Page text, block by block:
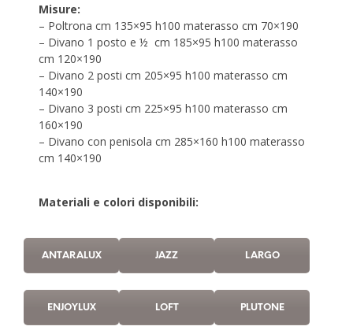
Misure:
– Poltrona cm 135×95 h100 materasso cm 70×190
– Divano 1 posto e ½ cm 185×95 h100 materasso
cm 120×190
– Divano 2 posti cm 205×95 h100 materasso cm
140×190
– Divano 3 posti cm 225×95 h100 materasso cm
160×190
– Divano con penisola cm 285×160 h100 materasso
cm 140×190
Materiali e colori disponibili:
ANTARALUX JAZZ LARGO
ENJOYLUX LOFT PLUTONE